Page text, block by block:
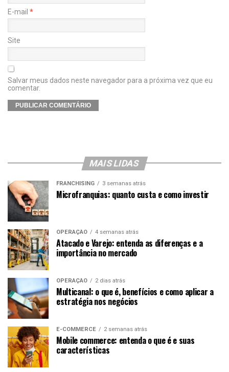
E-mail *
Site
Salvar meus dados neste navegador para a próxima vez que eu
comentar.
MAIS LIDAS
FRANCHISING 3 semanas atrás
Microfranquias: quanto custa e como investir
OPERAÇÃO 4 semanas atrás
Atacado e Varejo: entenda as diferenças e a
importância no mercado
OPERAÇÃO 2 dias atrás
Multicanal: o que é, benefícios e como aplicar a
estratégia nos negócios
E-COMMERCE 2 semanas atrás
Mobile commerce: entenda o que é e suas
características